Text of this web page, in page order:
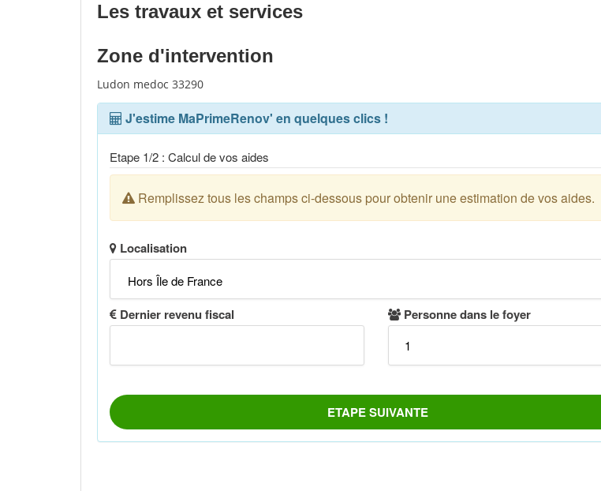
Les travaux et services
Zone d'intervention
Ludon medoc 33290